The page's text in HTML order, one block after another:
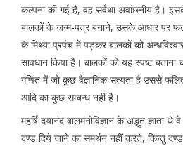
कल्पना की गई है, वह सर्वथा अवांछनीय है।
बालकों के जन्म-पत्र बनाने, उसके आधार पर
के मिथ्या प्रपंच में पड़कर बालकों को
सावधान किया है। बालकों को यह स्पष्ट बताना
गणित में जो कुछ वैज्ञानिक सत्यता है उससे
आदि का कुछ सम्बन्ध नहीं है।
महर्षि दयानंद बालमनोविज्ञान के अद्भुत ज्ञाता थे
दण्ड दिये जाने का समर्थन नहीं करते, किन्तु दण्ड